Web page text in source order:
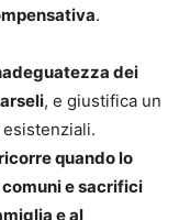
.
dei
, e giustifica un
quando lo
e sacrifici
e al